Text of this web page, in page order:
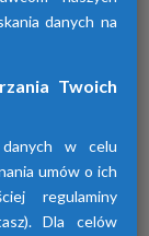
danych na
Twoich
danych w celu
umów o ich
regulaminy
Dla celów